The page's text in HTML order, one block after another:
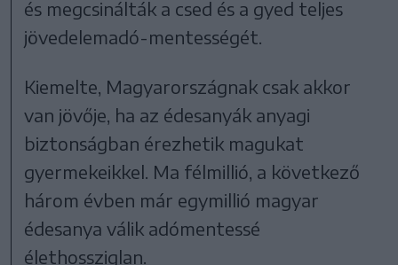
és megcsinálták a csed és a gyed teljes
jövedelemadó-mentességét.
Kiemelte, Magyarországnak csak akkor
van jövője, ha az édesanyák anyagi
biztonságban érezhetik magukat
gyermekeikkel. Ma félmillió, a következő
három évben már egymillió magyar
édesanya válik adómentessé
élethossziglan.